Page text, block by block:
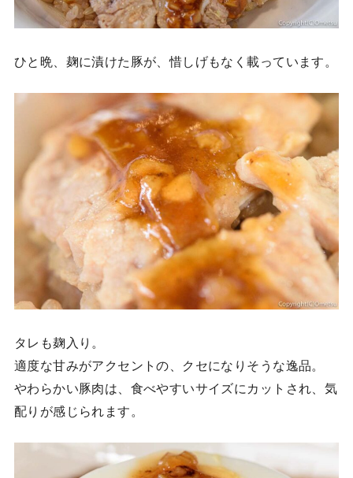
ひと晩、麹に漬けた豚が、惜しげもなく載っています。
タレも麹入り。
適度な甘みがアクセントの、クセになりそうな逸品。
やわらかい豚肉は、食べやすいサイズにカットされ、気
配りが感じられます。